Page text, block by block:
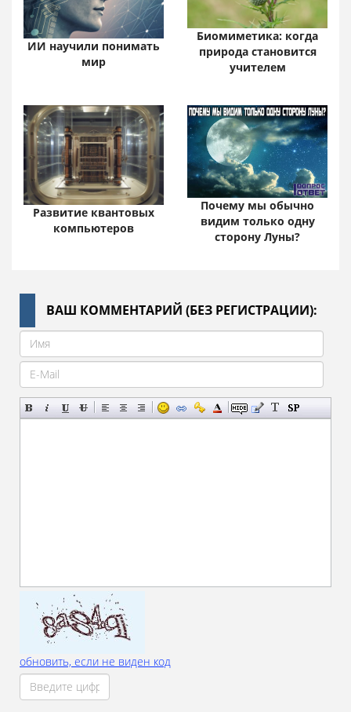
ИИ научили понимать
мир
Биомиметика: когда
природа становится
учителем
Развитие квантовых
компьютеров
Почему мы обычно
видим только одну
сторону Луны?
ВАШ КОММЕНТАРИЙ (БЕЗ РЕГИСТРАЦИИ):
обновить, если не виден код